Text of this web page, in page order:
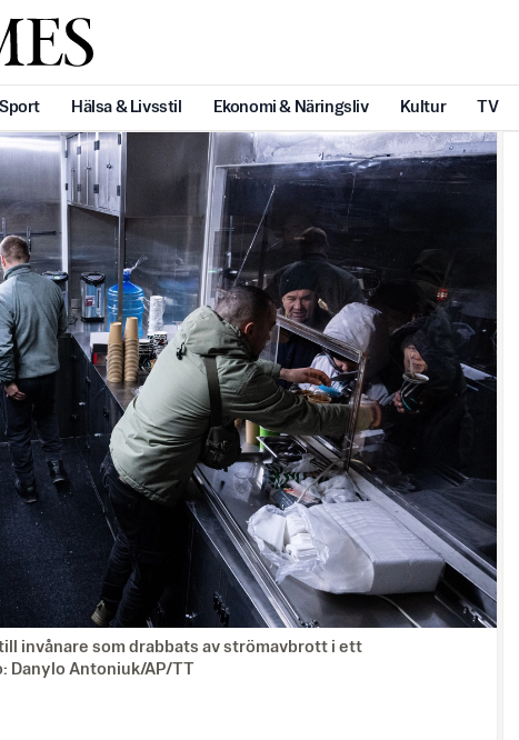
Sport Hälsa & Livsstil Ekonomi & Näringsliv Kultur TV
invånare som drabbats av strömavbrott i ett
Danylo Antoniuk/AP/TT